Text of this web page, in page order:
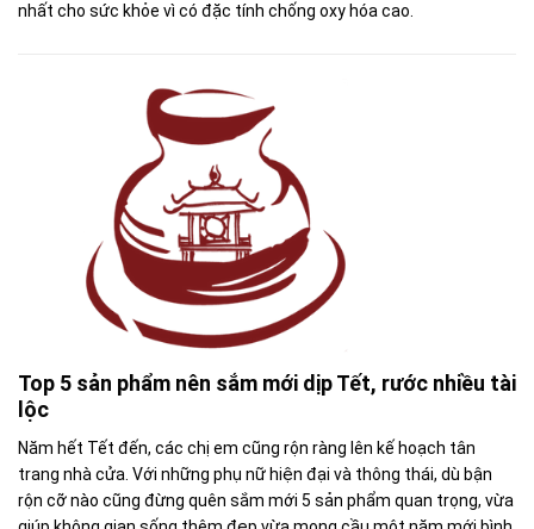
nhất cho sức khỏe vì có đặc tính chống oxy hóa cao.
Top 5 sản phẩm nên sắm mới dịp Tết, rước nhiều tài
lộc
Năm hết Tết đến, các chị em cũng rộn ràng lên kế hoạch tân
trang nhà cửa. Với những phụ nữ hiện đại và thông thái, dù bận
rộn cỡ nào cũng đừng quên sắm mới 5 sản phẩm quan trọng, vừa